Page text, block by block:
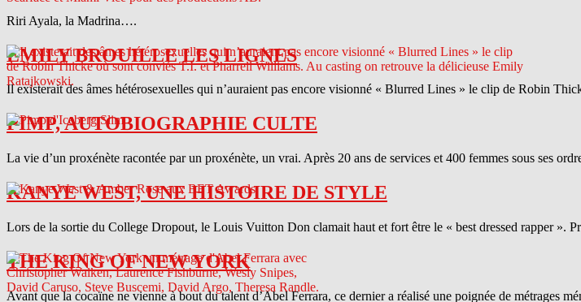
Riri Ayala, la Madrina….
EMILY BROUILLE LES LIGNES
Il existerait des âmes hétérosexuelles qui n’auraient pas encore visionné « Blurred Lines » le clip de Robin
PIMP, AUTOBIOGRAPHIE CULTE
La vie d’un proxénète racontée par un proxénète, un vrai. Après 20 ans de services et 400 femmes sous ses
KANYE WEST, UNE HISTOIRE DE STYLE
Lors de la sortie du College Dropout, le Louis Vuitton Don clamait haut et fort être le « best dressed rapper ».
THE KING OF NEW YORK
Avant que la cocaïne ne vienne à bout du talent d’Abel Ferrara, ce dernier a réalisé une poignée de métrages